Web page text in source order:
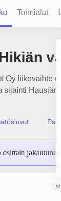
Toimialat
Hikiän
Oy liikevaihto
sijainti
jakautunut